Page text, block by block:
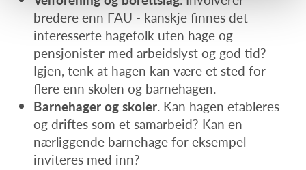
bredere enn FAU - kanskje finnes det
interesserte hagefolk uten hage og
pensjonister med arbeidslyst og god tid?
Igjen, tenk at hagen kan være et sted for
flere enn skolen og barnehagen.
Barnehager og skoler. Kan hagen etableres
og driftes som et samarbeid? Kan en
nærliggende barnehage for eksempel
inviteres med inn?